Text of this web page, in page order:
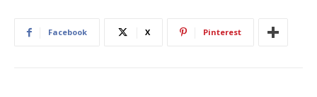
Facebook X Pinterest